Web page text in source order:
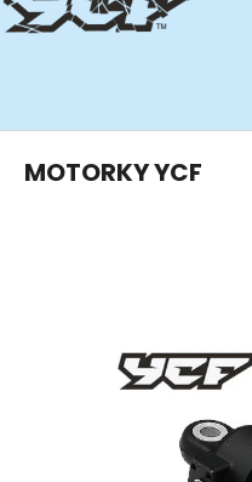
MOTORKY YCF